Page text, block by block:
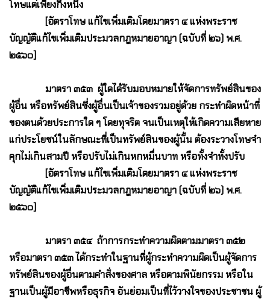
โทษแต่เพียงกึ่งหนึ่ง
[อัตราโทษ แก้ไขเพิ่มเติมโดยมาตรา ๔ แห่งพระราช
บัญญัติแก้ไขเพิ่มเติมประมวลกฎหมายอาญา (ฉบับที่ ๒๖) พ.ศ.
๒๕๖๐]
มาตรา ๓๕๓ ผู้ใดได้รับมอบหมายให้จัดการทรัพย์สินของ
ผู้อื่น หรือทรัพย์สินซึ่งผู้อื่นเป็นเจ้าของรวมอยู่ด้วย กระทำผิดหน้าที่
ของตนด้วยประการใด ๆ โดยทุจริต จนเป็นเหตุให้เกิดความเสียหาย
แก่ประโยชน์ในลักษณะที่เป็นทรัพย์สินของผู้นั้น ต้องระวางโทษจำ
คุกไม่เกินสามปี หรือปรับไม่เกินหกหมื่นบาท หรือทั้งจำทั้งปรับ
[อัตราโทษ แก้ไขเพิ่มเติมโดยมาตรา ๔ แห่งพระราช
บัญญัติแก้ไขเพิ่มเติมประมวลกฎหมายอาญา (ฉบับที่ ๒๖) พ.ศ.
๒๕๖๐]
มาตรา ๓๕๔ ถ้าการกระทำความผิดตามมาตรา ๓๕๒
หรือมาตรา ๓๕๓ ได้กระทำในฐานที่ผู้กระทำความผิดเป็นผู้จัดการ
ทรัพย์สินของผู้อื่นตามคำสั่งของศาล หรือตามพินัยกรรม หรือใน
ฐานเป็นผู้มีอาชีพหรือธุรกิจ อันย่อมเป็นที่ไว้วางใจของประชาชน ผู้